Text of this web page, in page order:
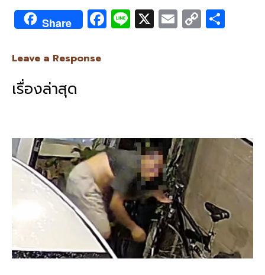
Share F
k
Li X E C
Leave a Response
เรื่องล่าสุด